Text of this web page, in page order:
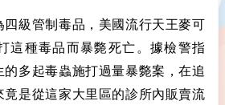
四級管制毒品，美國流行天王麥可
這種毒品而暴斃死亡。據檢警指
的多起毒蟲施打過量暴斃案，在追
竟是從這家大里區的診所內販賣流